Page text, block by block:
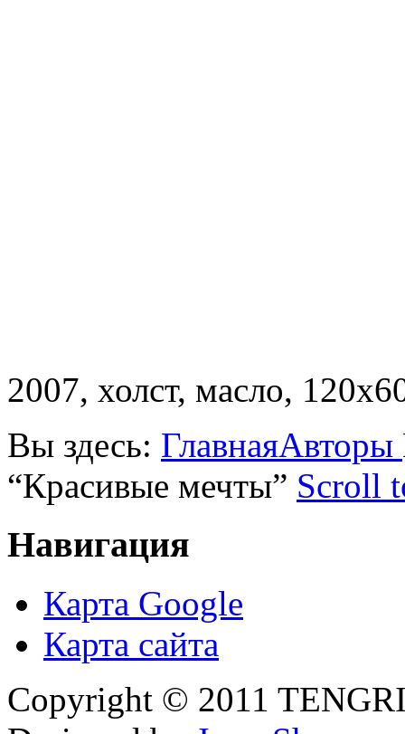
2007, холст, масло,
Вы здесь: ГлавнаяАвторы
“Красивые мечты” Scroll
Навигация
Карта Google
Карта сайта
Copyright © 2011